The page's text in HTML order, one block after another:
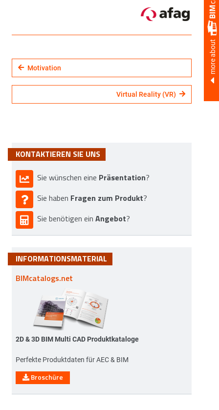
more about
Motivation
Virtual Reality (VR)
KONTAKTIEREN SIE UNS
Sie wünschen eine Präsentation?
Sie haben Fragen zum Produkt?
Sie benötigen ein Angebot?
INFORMATIONSMATERIAL
BIMcatalogs.net
2D & 3D BIM Multi CAD Produktkataloge
Perfekte Produktdaten für AEC & BIM
Broschüre